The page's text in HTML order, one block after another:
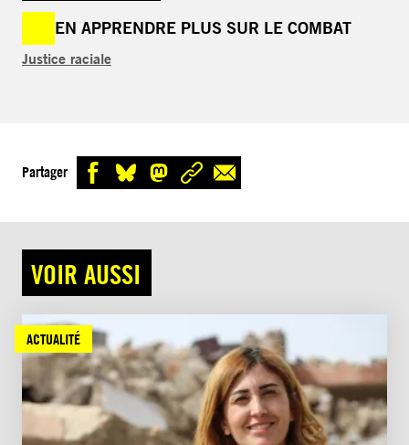
EN APPRENDRE PLUS SUR LE COMBAT
Justice raciale
Partager
VOIR AUSSI
ACTUALITÉ